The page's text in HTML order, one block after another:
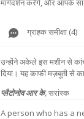
मार्गदर्शन करेंगे, और आपके
ग्राहक समीक्षा (4)
उन्होंने अकेले इस मशीन से
दिया। यह काफी मज़बूती से
प्लैटोनोव आर के,सरांस्क
A person who has a